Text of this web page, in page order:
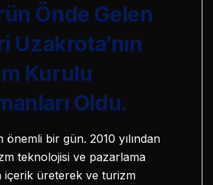
Önde Gelen
Uzakrota’nın
Kurulu
Oldu.
önemli bir gün. 2010 yılından
teknolojisi ve pazarlama
içerik üreterek ve turizm